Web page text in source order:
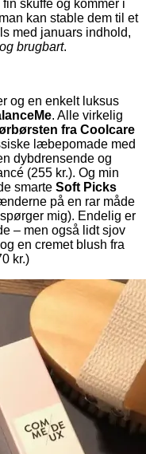
skuffe og kommer i
kan stable dem til et
med januars indhold,
brugbart.
og en enkelt luksus
. Alle virkelig
fra Coolcare
læbepomade med
dybdrensende og
(255 kr.). Og min
smarte Soft Picks
på en rar måde
mig). Endelig er
– men også lidt sjov
en cremet blush fra
kr.)